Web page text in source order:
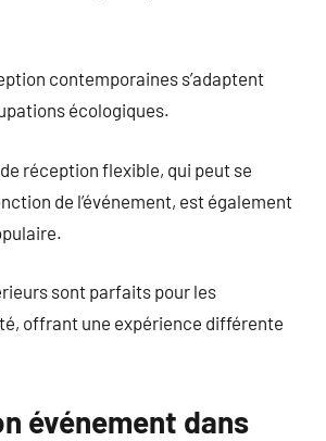
contemporaines s’adaptent
écologiques.
de réception flexible, qui peut se
de l’événement, est également
sont parfaits pour les
offrant une expérience différente
événement dans